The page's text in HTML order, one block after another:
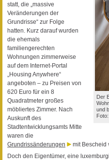
Der
und
statt, die „massive
Veränderungen der
Grundrisse“ zur Folge
hatten. Kurz darauf wurden
die ehemals
familiengerechten
Wohnungen zimmerweise
auf dem Internet-Portal
„Housing Anywhere“
angeboten – zu Preisen von
620 Euro für ein 8
Quadratmeter großes
möbliertes Zimmer. Nach
Auskunft des
Stadtentwicklungsamts Mitte
waren die
Grundrissänderungen
mit Bescheid
Doch den Eigentümer, eine